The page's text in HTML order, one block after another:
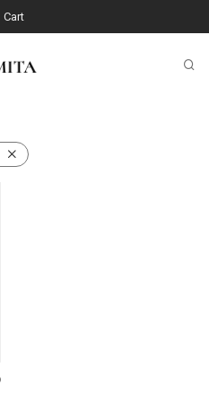
Cart